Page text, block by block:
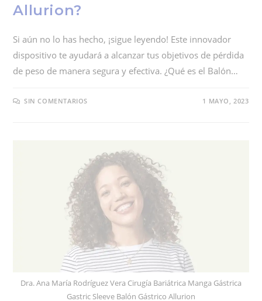
Allurion?
Si aún no lo has hecho, ¡sigue leyendo! Este innovador
dispositivo te ayudará a alcanzar tus objetivos de pérdida
de peso de manera segura y efectiva. ¿Qué es el Balón…
SIN COMENTARIOS 1 MAYO, 2023
Dra. Ana María Rodríguez Vera Cirugía Bariátrica Manga Gástrica
Gastric Sleeve Balón Gástrico Allurion